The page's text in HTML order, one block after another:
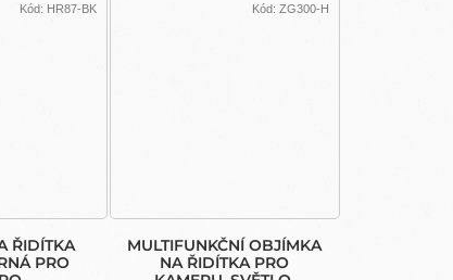
ŘIDÍTKA
PRO
Kód: HR87-BK
MULTIFUNKČNÍ OBJÍMKA
NA ŘIDÍTKA PRO
Kód: ZG300-H